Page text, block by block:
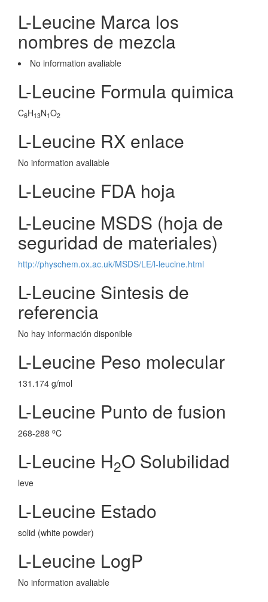
L-Leucine Marca los
nombres de mezcla
No information avaliable
L-Leucine Formula quimica
C6H13N1O2
L-Leucine RX enlace
No information avaliable
L-Leucine FDA hoja
L-Leucine MSDS (hoja de
seguridad de materiales)
http://physchem.ox.ac.uk/MSDS/LE/l-leucine.html
L-Leucine Sintesis de
referencia
No hay información disponible
L-Leucine Peso molecular
131.174 g/mol
L-Leucine Punto de fusion
268-288 oC
L-Leucine H2O Solubilidad
leve
L-Leucine Estado
solid (white powder)
L-Leucine LogP
No information avaliable